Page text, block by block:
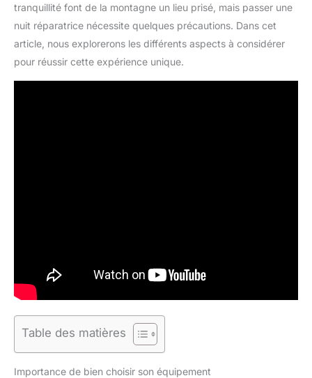
tranquillité font de la montagne un lieu prisé, mais passer une
nuit réparatrice nécessite quelques précautions. Dans cet
article, nous explorerons les différents aspects à considérer
pour réussir cette expérience unique.
Table des matières
Importance de bien choisir son équipement